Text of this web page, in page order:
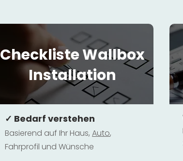
Checkliste Wallbox
Installation
✓ Bedarf verstehen
Basierend auf Ihr Haus, Auto,
Fahrprofil und Wünsche